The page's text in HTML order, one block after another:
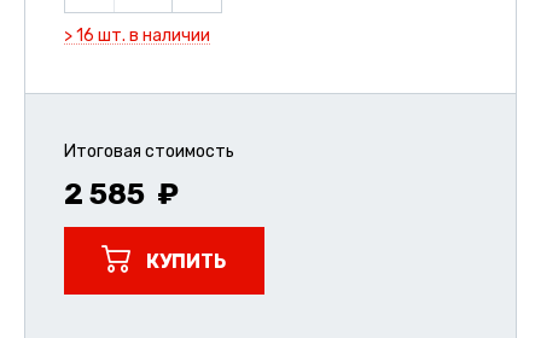
> 16 шт. в наличии
Итоговая стоимость
2 585
КУПИТЬ